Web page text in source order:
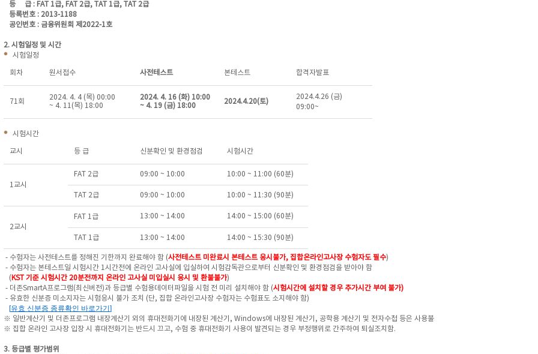
등 급 : FAT 1급, FAT 2급, TAT 1급, TAT 2급
등록번호 : 2013-1188
공인번호 : 금융위원회 제2022-1호
2. 시험일정 및 시간
시험일정
회차 원서접수 사전테스트 본테스트 합격자발표
71회
2024. 4. 4 (목) 00:00
~ 4. 11(목) 18:00
2024. 4. 16 (화) 10:00
~ 4. 19 (금) 18:00
2024.4.20(토)
2024.4.26 (금)
09:00~
시험시간
교시 등 급 신분확인 및 환경점검 시험시간
1교시
FAT 2급 09:00 ~ 10:00 10:00 ~ 11:00 (60분)
TAT 2급 09:00 ~ 10:00 10:00 ~ 11:30 (90분)
2교시
FAT 1급 13:00 ~ 14:00 14:00 ~ 15:00 (60분)
TAT 1급 13:00 ~ 14:00 14:00 ~ 15:30 (90분)
- 수험자는 사전테스트를 정해진 기한까지 완료해야 함 (사전테스트 미완료시 본테스트 응시불가, 집합온라인고사장 수험자도 필수)
- 수험자는 본테스트일 시험시간 1시간전에 온라인 고사실에 입실하여 시험감독관으로부터 신분확인 및 환경점검을 받아야 함
( KST 기준 시험시간 20분전까지 온라인 고사실 미입실시 응시 및 환불불가)
- 더존SmartA프로그램(최신버전)과 등급별 수험용데이터파일을 시험 전 미리 설치해야 함 (시험시간에 설치할 경우 추가시간 부여 불가)
- 유효한 신분증 미소지자는 시험응시 불가 조치
(단, 집합 온라인고사장 수험자는 수험표도 소지해야 함)
[유효 신분증 종류확인 바로가기 ]
※ 일반계산기 및 더존프로그램 내장계산기 외의 휴대전화기에 내장된 계산기, Windows에 내장된 계산기, 공학용 계산기 및 전자수첩 등은 사용불가
※ 집합 온라인 고사장 입장 시 휴대전화기는 반드시 끄고, 수험 중 휴대전화기 사용이 발견되는 경우 부정행위로 간주하여 퇴실조치함.
3. 등급별 평가범위